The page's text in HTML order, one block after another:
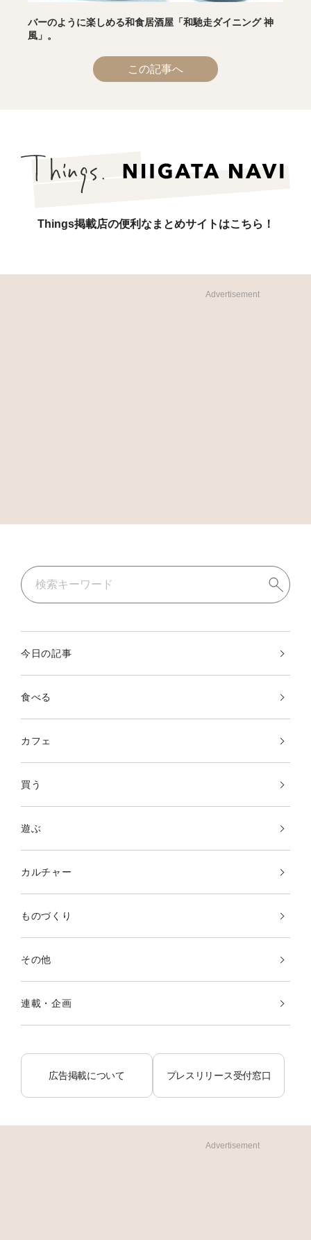
バーのように楽しめる和食居酒屋「和馳走ダイニング 神
風」。
この記事へ
Things掲載店の便利なまとめサイトはこちら！
Advertisement
今日の記事
食べる
カフェ
買う
遊ぶ
カルチャー
ものづくり
その他
連載・企画
広告掲載について プレスリリース受付窓口
Advertisement